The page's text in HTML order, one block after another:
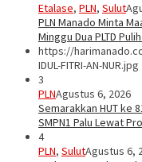
Etalase, PLN, Sulut
PLN Manado Minta
Minggu Dua PLTD
https://
IDUL-FITRI-AN-NUR.jpg
3
PLNAgustus 6, 2026
Semarakkan HUT ke
SMPN1 Palu Lewat
4
PLN, SulutAgustus 6,